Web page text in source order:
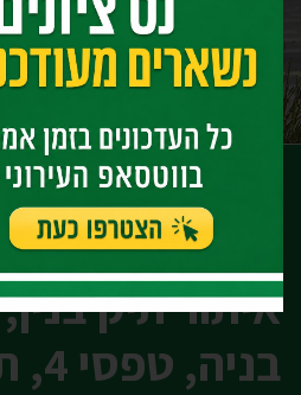
יחידות העירייה
הנדסה
אגף רישוי, פיקוח בניה והשבחה
מידע ושירותי אגף רישוי, פיקוח בניה
איתור תיק
בניה, טפסי 4, תעודות גמר